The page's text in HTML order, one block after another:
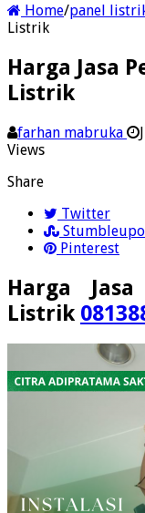
Home/panel
Listrik
Harga Jasa
Listrik
farhan mabruka
Views
Share
Twitter
Pinterest
Harga
Listrik